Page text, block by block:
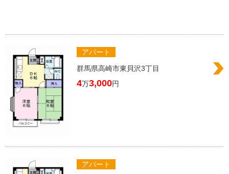
アパート
群馬県高崎市東貝沢3丁目
4万3,000円
アパート